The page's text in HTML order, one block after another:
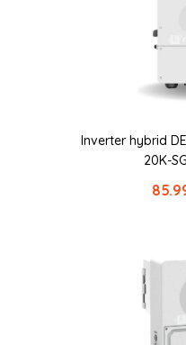
Inverter hybrid
20K-